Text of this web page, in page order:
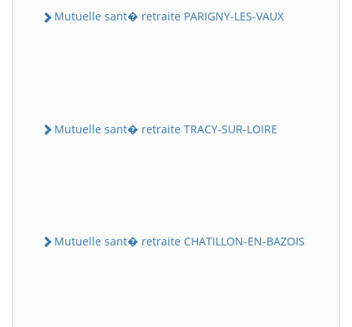
Mutuelle sant� retraite PARIGNY-LES-VAUX
Mutuelle sant� retraite TRACY-SUR-LOIRE
Mutuelle sant� retraite CHATILLON-EN-BAZOIS